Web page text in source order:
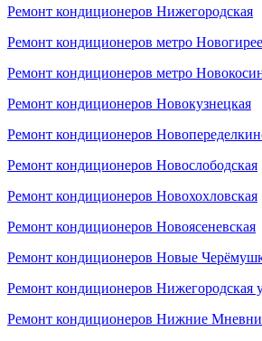
Ремонт кондиционеров Нижегородская
Ремонт кондиционеров метро
Ремонт кондиционеров метро
Ремонт кондиционеров Новокузнецкая
Ремонт кондиционеров
Ремонт кондиционеров Новослободская
Ремонт кондиционеров Новохохловская
Ремонт кондиционеров Новоясеневская
Ремонт кондиционеров Новые
Ремонт кондиционеров Нижегородская
Ремонт кондиционеров Нижние